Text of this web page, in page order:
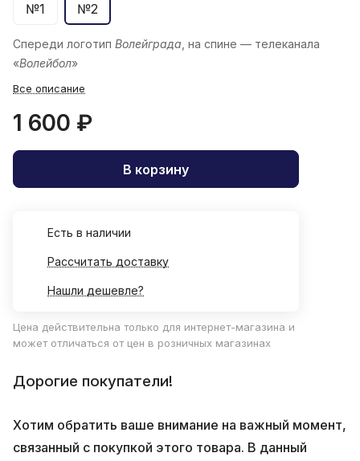
№1 №2
Спереди логотип Волейграда, на спине — телеканала
«Волейбол»
Все описание
1 600 ₽
В корзину
Есть в наличии
Рассчитать доставку
Нашли дешевле?
Цена действительна только для интернет-магазина и
может отличаться от цен в розничных магазинах
Дорогие покупатели!
Хотим обратить ваше внимание на важный момент,
связанный с покупкой этого товара. В данный